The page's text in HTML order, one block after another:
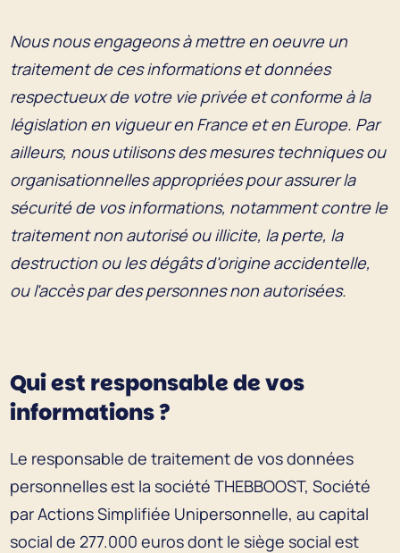
Nous nous engageons à mettre en oeuvre un
traitement de ces informations et données
respectueux de votre vie privée et conforme à la
législation en vigueur en France et en Europe. Par
ailleurs, nous utilisons des mesures techniques ou
organisationnelles appropriées pour assurer la
sécurité de vos informations, notamment contre le
traitement non autorisé ou illicite, la perte, la
destruction ou les dégâts d'origine accidentelle,
ou l'accès par des personnes non autorisées.
Qui est responsable de vos
informations ?
Le responsable de traitement de vos données
personnelles est la société THEBBOOST, Société
par Actions Simplifiée Unipersonnelle, au capital
social de 277.000 euros dont le siège social est